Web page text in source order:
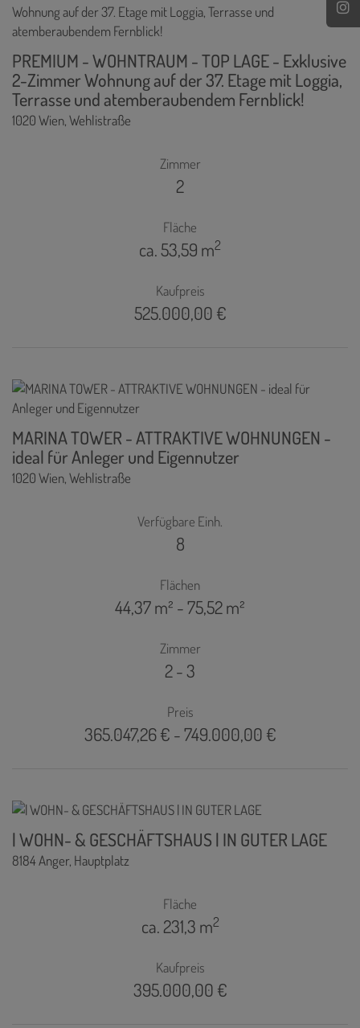
PREMIUM - WOHNTRAUM - TOP LAGE - Exklusive
2-Zimmer Wohnung auf der 37. Etage mit Loggia,
Terrasse und atemberaubendem Fernblick!
1020 Wien, Wehlistraße
Zimmer
2
Fläche
ca. 53,59 m2
Kaufpreis
525.000,00 €
MARINA TOWER - ATTRAKTIVE WOHNUNGEN -
ideal für Anleger und Eigennutzer
1020 Wien, Wehlistraße
Verfügbare Einh.
8
Flächen
44,37 m² - 75,52 m²
Zimmer
2 - 3
Preis
365.047,26 € - 749.000,00 €
| WOHN- & GESCHÄFTSHAUS | IN GUTER LAGE
8184 Anger, Hauptplatz
Fläche
ca. 231,3 m2
Kaufpreis
395.000,00 €